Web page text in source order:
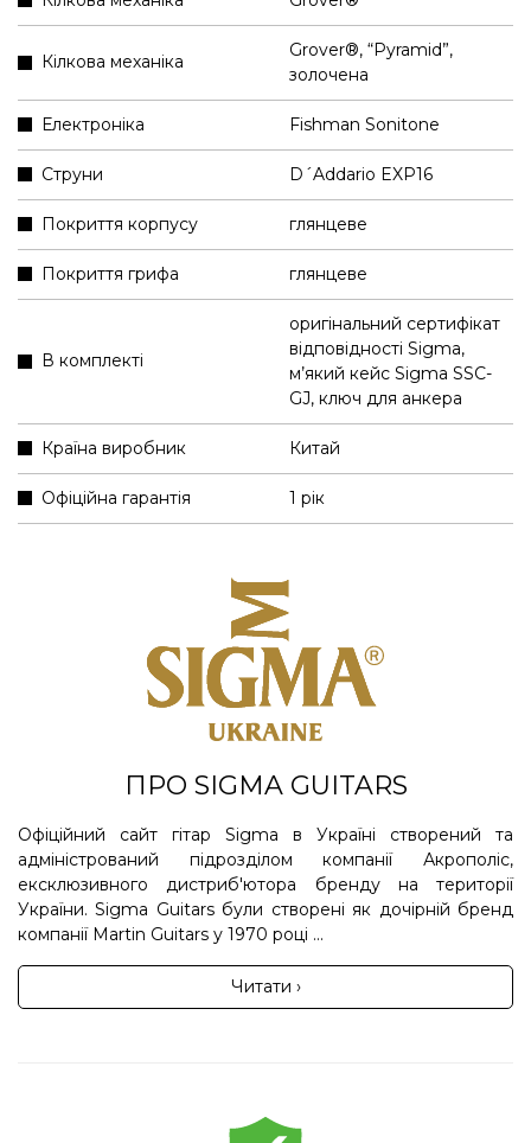
Кілкова механіка
Grover®, “Pyramid”,
золочена
Електроніка Fishman Sonitone
Струни D´Addario EXP16
Покриття корпусу глянцеве
Покриття грифа глянцеве
В комплекті
оригінальний сертифікат
відповідності Sigma,
м’який кейс Sigma SSC-
GJ, ключ для анкера
Країна виробник Китай
Офіційна гарантія 1 рік
ПРО SIGMA GUITARS
Офіційний сайт гітар Sigma в Україні створений та
адміністрований підрозділом компанії Акрополіс,
ексклюзивного дистриб'ютора бренду на території
України. Sigma Guitars були створені як дочірній бренд
компанії Martin Guitars у 1970 році ...
Читати ›